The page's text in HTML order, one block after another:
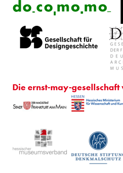
Die ernst-may-